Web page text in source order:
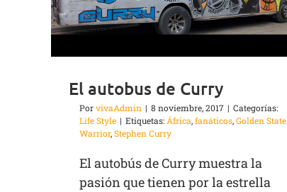
El autobus de Curry
PorvivaAdmin | 8 noviembre, 2017 | Categorías:
Life Style | Etiquetas:África,fanáticos,Golden State
Warrior,Stephen Curry
El autobús de Curry muestra la
pasión que tienen por la estrella